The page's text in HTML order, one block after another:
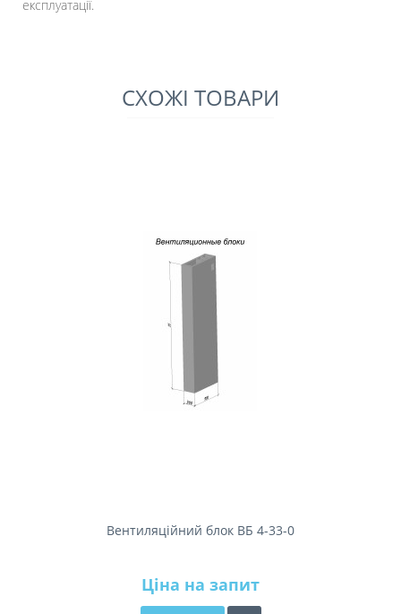
експлуатації.
СХОЖІ ТОВАРИ
Вентиляційний блок ВБ 4-33-0
Ціна на запит